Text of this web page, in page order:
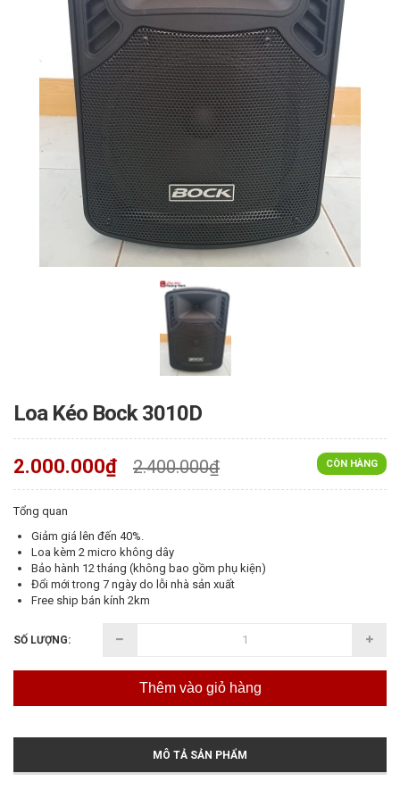
Loa Kéo Bock 3010D
CÒN HÀNG
2.000.000₫ 2.400.000₫
Tổng quan
Giảm giá lên đến 40%.
Loa kèm 2 micro không dây
Bảo hành 12 tháng (không bao gồm phụ kiện)
Đổi mới trong 7 ngày do lỗi nhà sản xuất
Free ship bán kính 2km
SỐ LƯỢNG:
Thêm vào giỏ hàng
MÔ TẢ SẢN PHẨM